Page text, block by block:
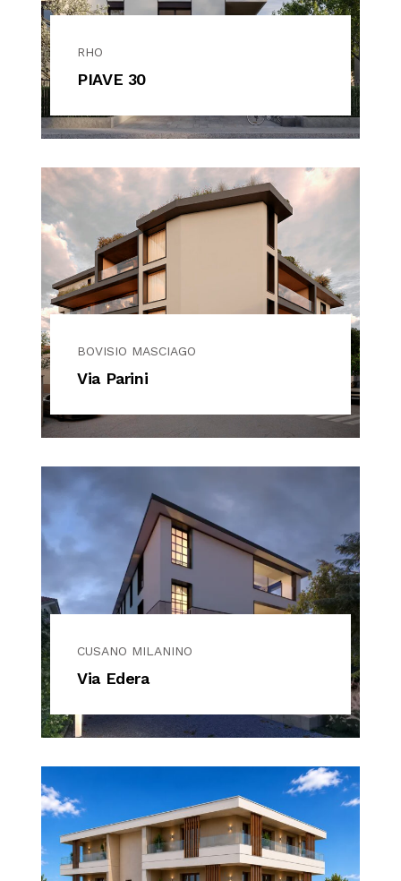
RHO
PIAVE 30
BOVISIO MASCIAGO
Via Parini
CUSANO MILANINO
Via Edera